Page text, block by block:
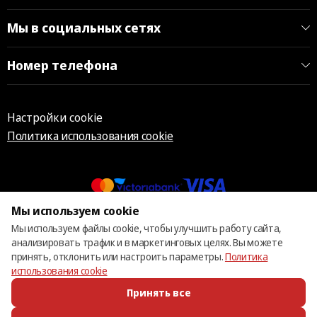
Мы в социальных сетях
Номер телефона
Настройки cookie
Политика использования cookie
© 2013 – 2026 ECOM
Мы используем cookie
Мы используем файлы cookie, чтобы улучшить работу сайта,
анализировать трафик и в маркетинговых целях. Вы можете
принять, отклонить или настроить параметры.Политика
использования cookie
Принять все